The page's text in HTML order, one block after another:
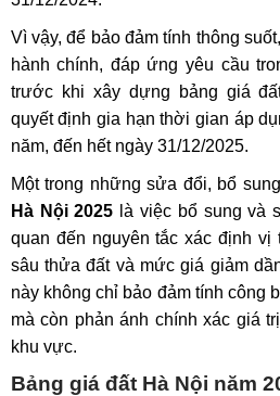
Vì vậy, để bảo đảm tính thông
hành chính, đáp ứng yêu cầu
trước khi xây dựng bảng giá
quyết định gia hạn thời gian áp
năm, đến hết ngày 31/12/2025.
Một trong những sửa đổi, bổ
Hà Nội 2025 là việc bổ sung và
quan đến nguyên tắc xác định vị
sâu thửa đất và mức giá giảm
này không chỉ bảo đảm tính công
mà còn phản ánh chính xác giá
khu vực.
Bảng giá đất Hà Nội năm